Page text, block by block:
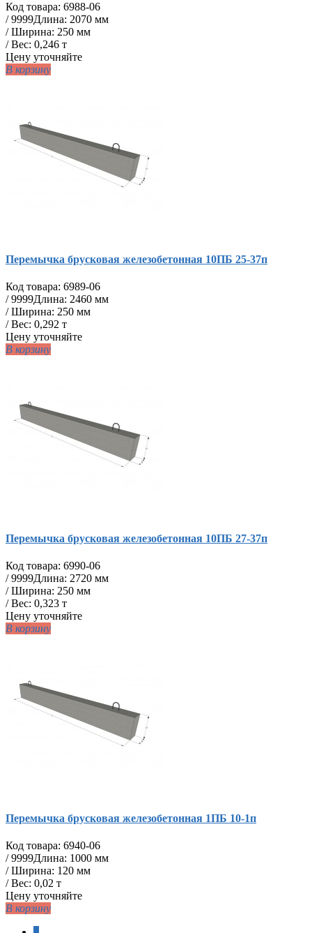
Код товара: 6988-06
/9999Длина: 2070 мм
/ Ширина: 250 мм
/ Вес: 0,246 т
Цену уточняйте
В корзину
Перемычка брусковая железобетонная 10ПБ 25-37п
Код товара: 6989-06
/9999Длина: 2460 мм
/ Ширина: 250 мм
/ Вес: 0,292 т
Цену уточняйте
В корзину
Перемычка брусковая железобетонная 10ПБ 27-37п
Код товара: 6990-06
/9999Длина: 2720 мм
/ Ширина: 250 мм
/ Вес: 0,323 т
Цену уточняйте
В корзину
Перемычка брусковая железобетонная 1ПБ 10-1п
Код товара: 6940-06
/9999Длина: 1000 мм
/ Ширина: 120 мм
/ Вес: 0,02 т
Цену уточняйте
В корзину